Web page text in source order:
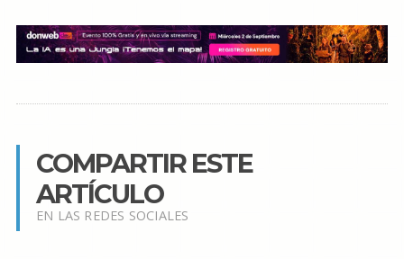
COMPARTIR ESTE
ARTÍCULO
EN LAS REDES SOCIALES